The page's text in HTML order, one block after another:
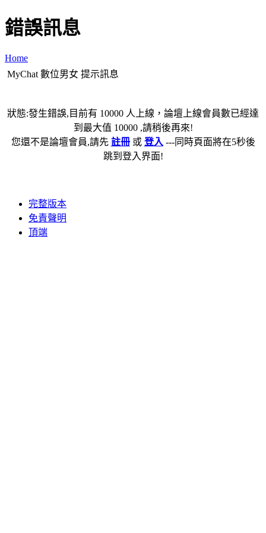
錯誤訊息
Home
MyChat 數位男女 提示訊息
狀態:發生錯誤,目前有 10000 人上線，論壇上線會員數已經達
到最大值 10000 ,請稍後再來!
您還不是論壇會員,請先 註冊或 登入 ---同時頁面將在5秒後
跳到登入界面!
完整版本
免責聲明
頂端